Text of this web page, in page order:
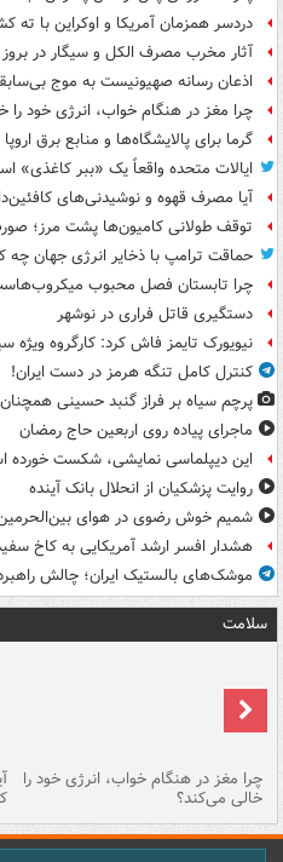
دردسر همزمان آمریکا و اوکراین با
آثار مخرب مصرف الکل و سیگار در بروز
اذعان رسانه صهیونیست به موج
چرا مغز در هنگام خواب، انرژی خود را
گرما برای پالایشگاه‌ها و منابع برق
ایالات متحده واقعاً یک «ببر کاغذی»
آیا مصرف قهوه و نوشیدنی‌های
توقف طولانی کامیون‌ها پشت مرز؛
حماقت ترامپ با ذخایر انرژی جهان چه
چرا تابستان فصل محبوب
دستگیری قاتل فراری در نوشهر
نیویورک تایمز فاش کرد: کارگروه ویژه
کنترل کامل تنگه هرمز در دست ایران!
پرچم سیاه بر فراز گنبد حسینی
ماجرای پیاده روی اربعین حاج رمضان
این دیپلماسی نمایشی، شکست خورده
روایت پزشکیان از انحلال بانک آینده
شمیم خوش رضوی در هوای
هشدار افسر ارشد آمریکایی به کاخ
موشک‌های بالستیک ایران؛ چالش
سلامت
چرا مغز در هنگام خواب، انرژی خود را
خالی می‌کند؟